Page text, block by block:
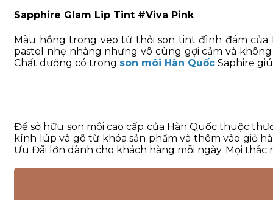
Sapphire Glam Lip Tint #Viva Pink
Màu hồng trong veo từ thỏi son tint đình đám của
pastel nhẹ nhàng nhưng vô cùng gợi cảm và
Chất dưỡng có trong son môi Hàn Quốc Saphire
Để sở hữu son môi cao cấp của Hàn Quốc thuộc
kính lúp và gõ từ khóa sản phẩm và thêm vào giỏ
Ưu Đãi lớn dành cho khách hàng mỗi ngày. Mọi thắc